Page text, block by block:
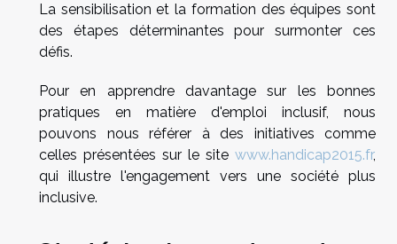
La sensibilisation et la formation des équipes sont
des étapes déterminantes pour surmonter ces
défis.
Pour en apprendre davantage sur les bonnes
pratiques en matière d'emploi inclusif, nous
pouvons nous référer à des initiatives comme
celles présentées sur le site www.handicap2015.fr,
qui illustre l'engagement vers une société plus
inclusive.